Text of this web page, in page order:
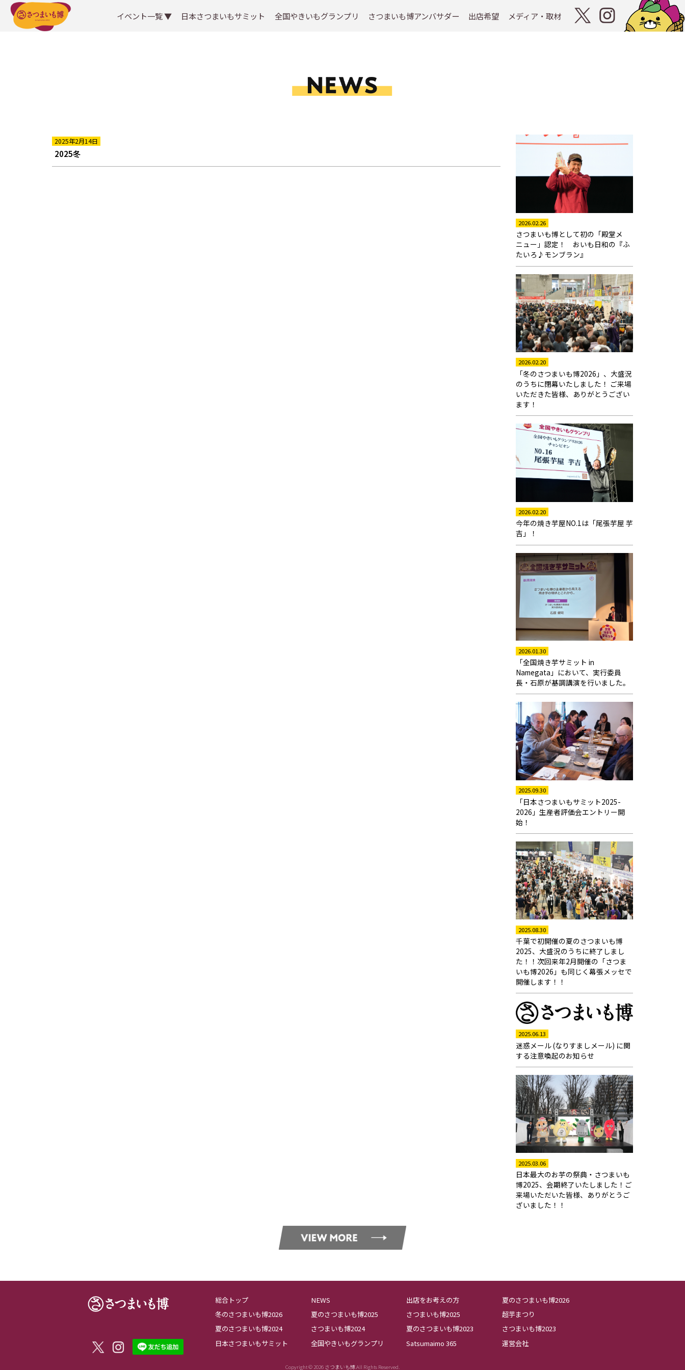
イベント一覧 ▼ 日本さつまいもサミット 全国やきいもグランプリ さつまいも博アンバサダー 出店希望 メディア・取材
2025年2月14日
2025冬
2026.02.26
さつまいも博として初の「殿堂メ
ニュー」認定！ おいも日和の『ふ
たいろ♪モンブラン』
2026.02.20
「冬のさつまいも博2026」、大盛況
のうちに閉幕いたしました！ ご来場
いただきた皆様、ありがとうござい
ます！
2026.02.20
今年の焼き芋屋NO.1は「尾張芋屋 芋
吉」！
2026.01.30
「全国焼き芋サミット in
Namegata」において、実行委員
長・石原が基調講演を行いました。
2025.09.30
「日本さつまいもサミット2025-
2026」生産者評価会エントリー開
始！
2025.08.30
千葉で初開催の夏のさつまいも博
2025、大盛況のうちに終了しまし
た！！次回来年2月開催の「さつま
いも博2026」も同じく幕張メッセで
開催します！！
2025.06.13
迷惑メール (なりすましメール) に関
する注意喚起のお知らせ
2025.03.06
日本最大のお芋の祭典・さつまいも
博2025、会期終了いたしました！ご
来場いただいた皆様、ありがとうご
ざいました！！
総合トップ NEWS 出店をお考えの方
夏のさつまいも博2026
冬のさつまいも博2026
夏のさつまいも博2025 さつまいも博2025
超芋まつり
夏のさつまいも博2024
さつまいも博2024 夏のさつまいも博2023
さつまいも博2023
日本さつまいもサミット
全国やきいもグランプリ Satsumaimo 365 運営会社
Copyright © 2026 さつまいも博.All Rights Reserved.